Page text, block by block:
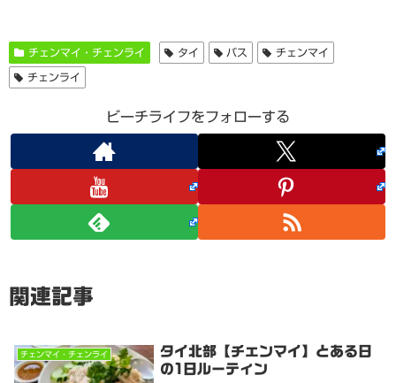
チェンマイ・チェンライ タイ バス チェンマイ
チェンライ
ビーチライフをフォローする
関連記事
チェンマイ・チェンライ
タイ北部【チェンマイ】とある日
の1日ルーティン